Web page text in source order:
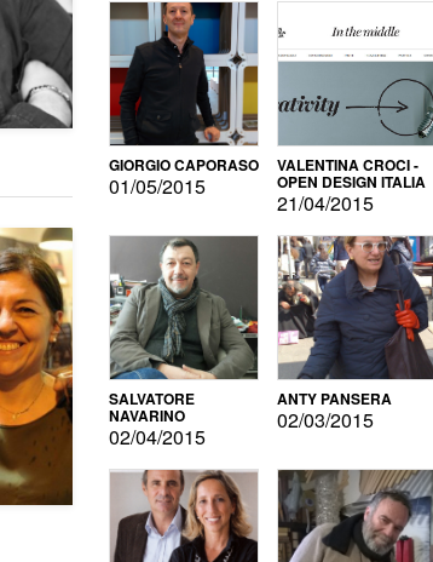
GIORGIO CAPORASO
01/05/2015
VALENTINA CROCI -
OPEN DESIGN ITALIA
21/04/2015
SALVATORE
NAVARINO
02/04/2015
ANTY PANSERA
02/03/2015